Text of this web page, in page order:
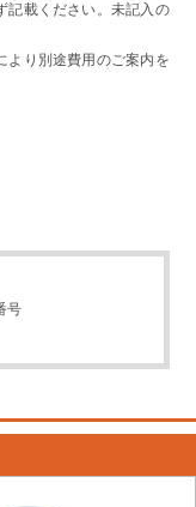
記載ください。未記入の
より別途費用のご案内を
号